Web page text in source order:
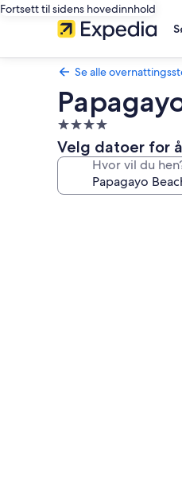
Fortsett til sidens hovedinnhold
Se alle
Overnattingssted
med
4.0
stjerner
Velg datoer for
Hvor vil du